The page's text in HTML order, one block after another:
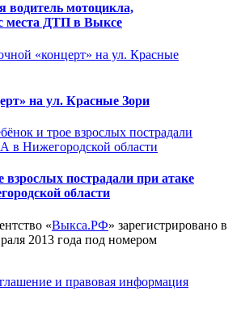
водитель мотоцикла,
места ДТП в Выксе
на ул. Красные Зори
взрослых пострадали при атаке
области
«Выкса.РФ» зарегистрировано в
2013 года под номером
и правовая информация